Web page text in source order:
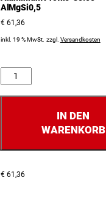
AlMgSi0,5
€61,36
inkl. 19 % MwSt. zzgl. Versandkosten
Anzahl
IN DEN
WARENKORB
€61,36